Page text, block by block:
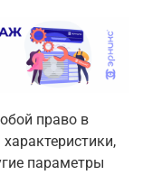
право в
параметры